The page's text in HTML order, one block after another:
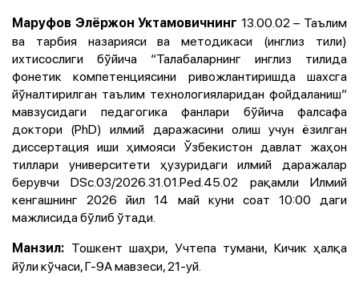
Маруфов Элёржон Уктамовичнинг 13.00.02 – Таълим
ва тарбия назарияси ва методикаси (инглиз тили)
ихтисослиги бўйича “Талабаларнинг инглиз тилида
фонетик компетенциясини ривожлантиришда шахсга
йўналтирилган таълим технологияларидан фойдаланиш”
мавзусидаги педагогика фанлари бўйича фалсафа
доктори (PhD) илмий даражасини олиш учун ёзилган
диссертация иши ҳимояси Ўзбекистон давлат жаҳон
тиллари университети ҳузуридаги илмий даражалар
берувчи DSc.03/2026.31.01.Ped.45.02 рақамли Илмий
кенгашнинг 2026 йил 14 май куни соат 10:00 даги
мажлисида бўлиб ўтади.
Манзил: Тошкент шаҳри, Учтепа тумани, Кичик ҳалқа
йўли кўчаси, Г-9А мавзеси, 21-уй.